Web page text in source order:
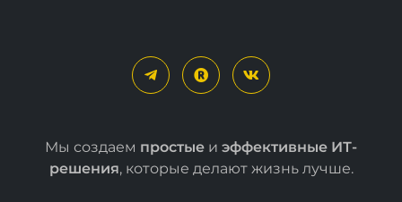
Мы создаем простые и эффективные ИТ-
решения, которые делают жизнь лучше.